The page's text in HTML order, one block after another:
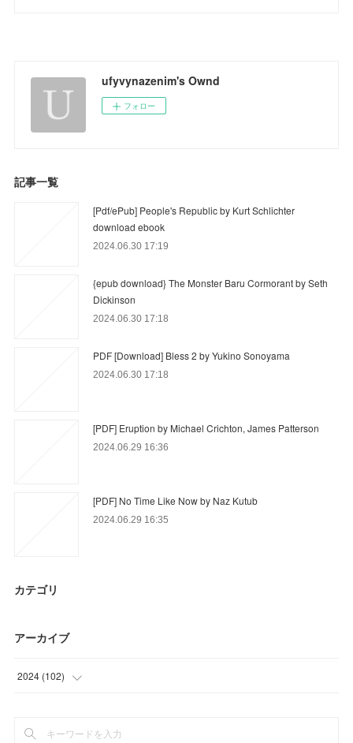
ufyvynazenim's Ownd
フォロー
記事一覧
[Pdf/ePub] People's Republic by Kurt Schlichter
download ebook
2024.06.30 17:19
{epub download} The Monster Baru Cormorant by Seth
Dickinson
2024.06.30 17:18
PDF [Download] Bless 2 by Yukino Sonoyama
2024.06.30 17:18
[PDF] Eruption by Michael Crichton, James Patterson
2024.06.29 16:36
[PDF] No Time Like Now by Naz Kutub
2024.06.29 16:35
カテゴリ
アーカイブ
2024 (102)